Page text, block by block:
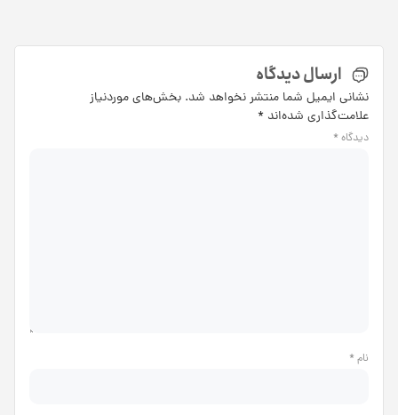
ارسال دیدگاه
نشانی ایمیل شما منتشر نخواهد شد. بخش‌های موردنیاز
علامت‌گذاری شده‌اند *
دیدگاه *
نام *